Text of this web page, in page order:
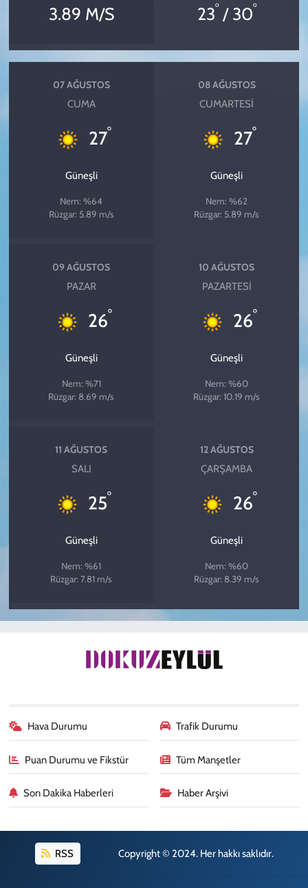
3.89 M/S 23°/ 30°
07 AĞUSTOS
CUMA
27°
Güneşli
Nem: %64
Rüzgar: 5.89 m/s
08 AĞUSTOS
CUMARTESI
27°
Güneşli
Nem: %62
Rüzgar: 5.89 m/s
09 AĞUSTOS
PAZAR
26°
Güneşli
Nem: %71
Rüzgar: 8.69 m/s
10 AĞUSTOS
PAZARTESI
26°
Güneşli
Nem: %60
Rüzgar: 10.19 m/s
11 AĞUSTOS
SALI
25°
Güneşli
Nem: %61
Rüzgar: 7.81 m/s
12 AĞUSTOS
ÇARŞAMBA
26°
Güneşli
Nem: %60
Rüzgar: 8.39 m/s
Hava Durumu Trafik Durumu
Puan Durumu ve Fikstür Tüm Manşetler
Son Dakika Haberleri Haber Arşivi
RSS Copyright © 2024. Her hakkı saklıdır.